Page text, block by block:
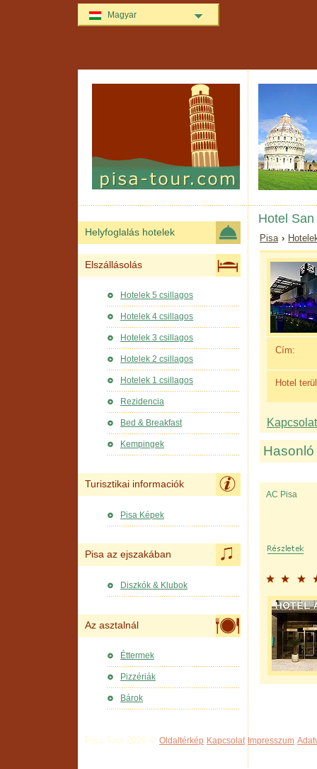
Hotel
Pisa ›
Cím:
Hotel
AC Pisa
Helyfoglalás hotelek
Elszállásolás
Hotelek 5 csillagos
Hotelek 4 csillagos
Hotelek 3 csillagos
Hotelek 2 csillagos
Hotelek 1 csillagos
Rezidencia
Bed & Breakfast
Kempingek
Turisztikai informaciók
Pisa Képek
Pisa az ejszakában
Diszkók & Klubok
Az asztalnál
Éttermek
Pizzériák
Bárok
Pisa Tour 2026 © Oldaltérkép Kapcsolat Impresszum
Magyar